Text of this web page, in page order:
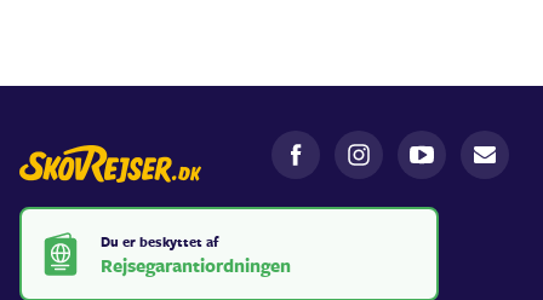
Du er beskyttet af
Rejsegarantiordningen